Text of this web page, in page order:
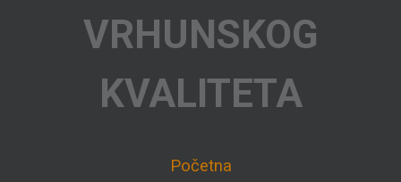
VRHUNSKOG
KVALITETA
Početna